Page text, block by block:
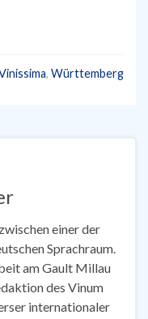
, Württemberg
einer der
Sprachraum.
am Gault Millau
des Vinum
internationaler